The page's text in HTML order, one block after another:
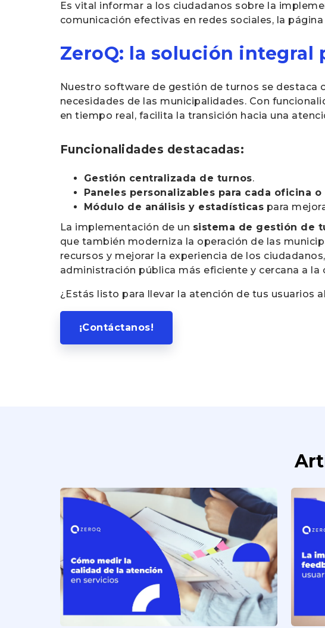
Es vital informar a los ciudadanos sobre la
comunicación efectivas en redes sociales, la
ZeroQ: la solución integral
Nuestro software de gestión de turnos se destaca
necesidades de las municipalidades. Con
en tiempo real, facilita la transición hacia una
Funcionalidades destacadas:
Gestión centralizada de turnos.
Paneles personalizables para cada oficina
Módulo de análisis y estadísticas para
La implementación de un sistema de gestión de
que también moderniza la operación de las
recursos y mejorar la experiencia de los
administración pública más eficiente y cercana a la
¿Estás listo para llevar la atención de tus usuarios
¡Contáctanos!